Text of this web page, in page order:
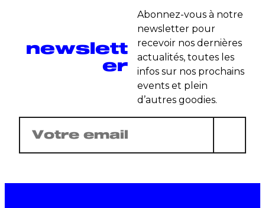
newslett
er
Abonnez-vous à notre
newsletter pour
recevoir nos dernières
actualités, toutes les
infos sur nos prochains
events et plein
d’autres goodies.
mail(Nécessaire)